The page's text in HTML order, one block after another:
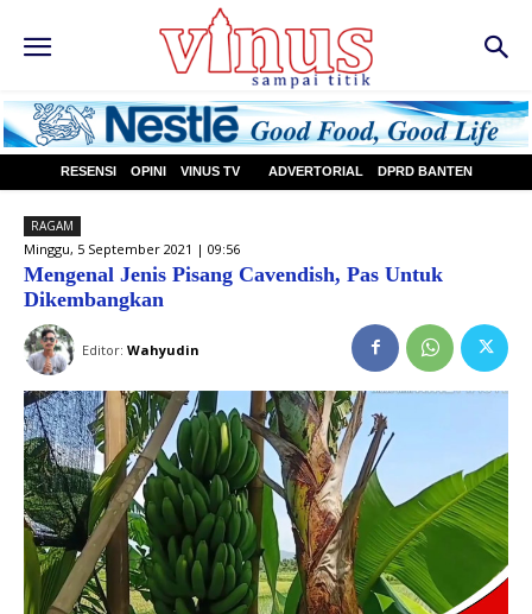
RESENSI OPINI VINUS TV ADVERTORIAL DPRD BANTEN
RAGAM
Minggu, 5 September 2021 | 09:56
Mengenal Jenis Pisang Cavendish, Pas Untuk
Dikembangkan
Editor: Wahyudin